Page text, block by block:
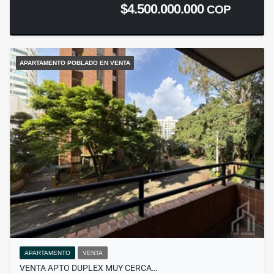
$4.500.000.000COP
APARTAMENTO POBLADO EN VENTA
APARTAMENTO VENTA
VENTA APTO DUPLEX MUY CERCA…